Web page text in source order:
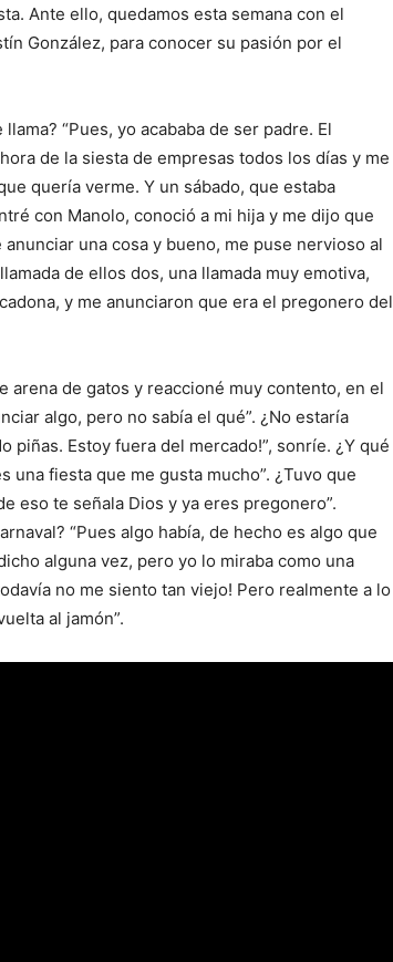
Ante ello, quedamos esta semana con el
González, para conocer su pasión por el
“Pues, yo acababa de ser padre. El
de la siesta de empresas todos los días y me
quería verme. Y un sábado, que estaba
con Manolo, conoció a mi hija y me dijo que
una cosa y bueno, me puse nervioso al
de ellos dos, una llamada muy emotiva,
y me anunciaron que era el pregonero del
arena de gatos y reaccioné muy contento, en el
algo, pero no sabía el qué”. ¿No estaría
piñas. Estoy fuera del mercado!”, sonríe. ¿Y qué
una fiesta que me gusta mucho”. ¿Tuvo que
eso te señala Dios y ya eres pregonero”.
“Pues algo había, de hecho es algo que
alguna vez, pero yo lo miraba como una
no me siento tan viejo! Pero realmente a lo
al jamón”.